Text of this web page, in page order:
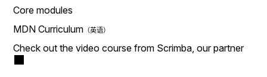
Core modules
MDN Curriculum
Check out the video course from Scrimba, our partner